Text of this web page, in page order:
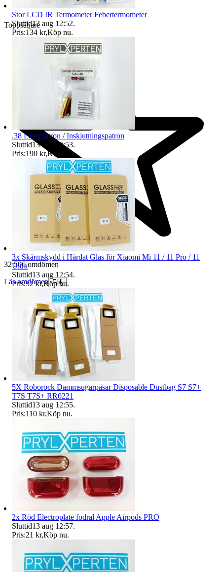
Toppsäljare
32 506 omdömen
Läs omdömen Följ
Stor LCD IR Termometer Febertermometer
Sluttid13 aug 12:52.
Pris:134 kr,Köp nu.
.38 Laserpatron / Inskjutningspatron
Sluttid13 aug 12:53.
Pris:190 kr,Köp nu .
3x Skärmskydd i Härdat Glas för Xiaomi Mi 11 / 11 Pro / 11
Ultra
Sluttid13 aug 12:54.
Pris:32 kr,Köp nu.
5X Roborock Dammsugarpåsar Disposable Dustbag S7 S7+
T7S T7S+ RR0221
Sluttid13 aug 12:55.
Pris:110 kr,Köp nu.
2x Röd Electroplate fodral Apple Airpods PRO
Sluttid13 aug 12:57.
Pris:21 kr,Köp nu.